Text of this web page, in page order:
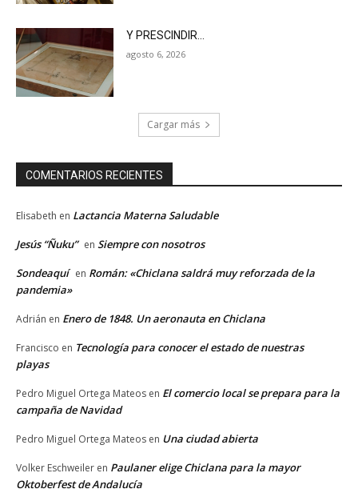
Y PRESCINDIR…
agosto 6, 2026
Cargar más
COMENTARIOS RECIENTES
Elisabeth en Lactancia Materna Saludable
Jesús “Ñuku” en Siempre con nosotros
Sondeaquí en Román: «Chiclana saldrá muy reforzada de la
pandemia»
Adrián en Enero de 1848. Un aeronauta en Chiclana
Francisco en Tecnología para conocer el estado de nuestras
playas
Pedro Miguel Ortega Mateos en El comercio local se prepara para la
campaña de Navidad
Pedro Miguel Ortega Mateos en Una ciudad abierta
Volker Eschweiler en Paulaner elige Chiclana para la mayor
Oktoberfest de Andalucía